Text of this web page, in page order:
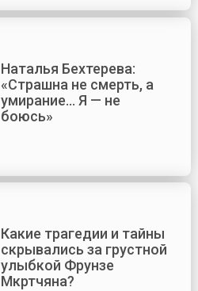
Наталья Бехтерева:
«Страшна не смерть, а
умирание... Я — не
боюсь»
Какие трагедии и тайны
скрывались за грустной
улыбкой Фрунзе
Мкртчяна?